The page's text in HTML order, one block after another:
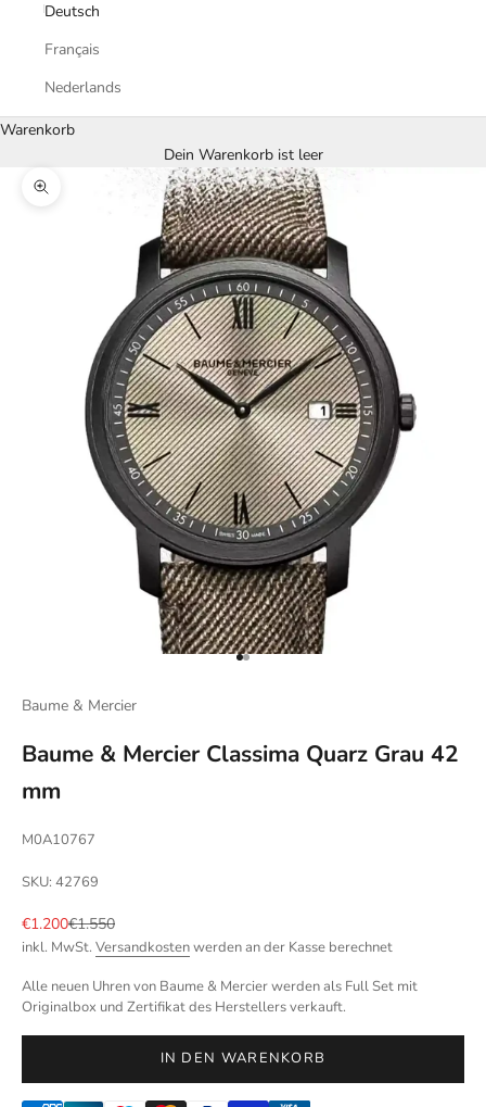
Deutsch
Français
Nederlands
Warenkorb
Dein Warenkorb ist leer
Bild vergrößern
Gehe zu Element 1
Gehe zu Element 2
Baume & Mercier
Baume & Mercier Classima Quarz Grau 42
mm
M0A10767
SKU: 42769
Angebot
€1.200Regulärer Preis
€1.550
inkl. MwSt. Versandkostenwerden an der Kasse berechnet
Alle neuen Uhren von Baume & Mercier werden als Full Set mit
Originalbox und Zertifikat des Herstellers verkauft.
IN DEN WARENKORB